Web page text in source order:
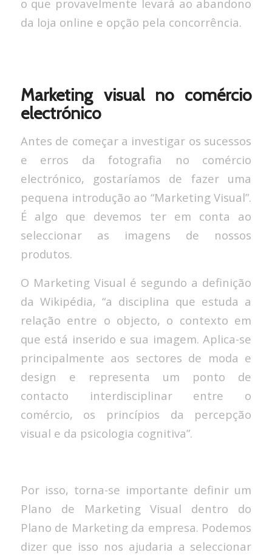
o que provavelmente levará ao abandono
da loja online e opção pela concorrência.
Marketing visual no comércio
electrónico
Antes de começar a investigar os sucessos
e erros da fotografia no comércio
electrónico, gostaríamos de fazer uma
pequena introdução ao “Marketing Visual”.
É algo que devemos ter em conta ao
seleccionar as imagens de nossos
produtos.
O Marketing Visual é segundo a definição
da Wikipédia, “a disciplina que estuda a
relação entre o objecto, o contexto em
que está inserido e sua imagem. Aplica-se
principalmente aos sectores de moda e
design e representa um ponto de
contacto interdisciplinar entre o
comércio, os princípios da percepção
visual e da psicologia cognitiva”.
Por isso, torna-se importante definir um
Plano de Marketing Visual dentro do
Plano de Marketing da empresa. Podemos
dizer que isso nos ajudaria a seleccionar